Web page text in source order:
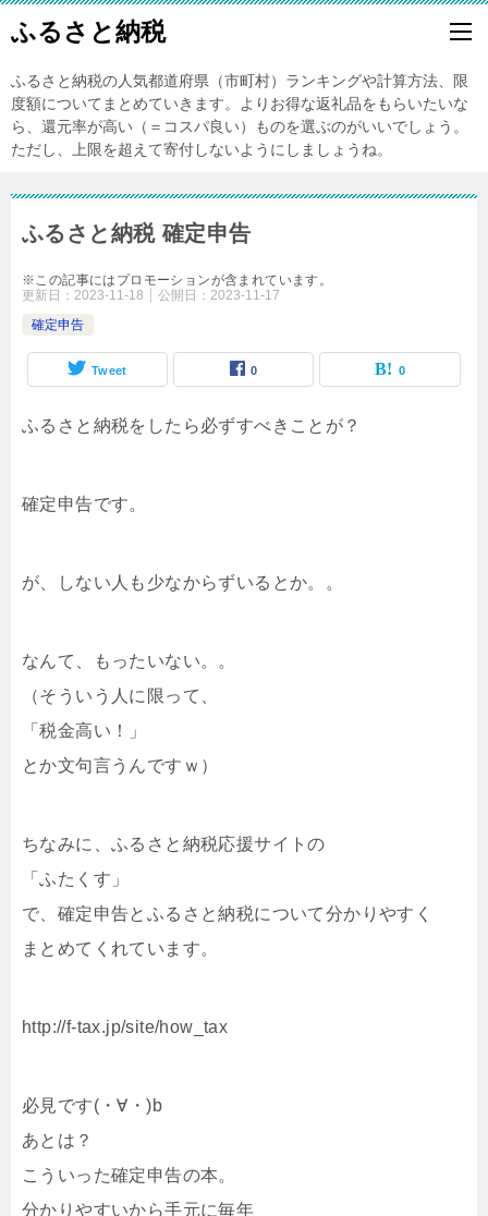
ふるさと納税
ふるさと納税の人気都道府県（市町村）ランキングや計算方法、限
度額についてまとめていきます。よりお得な返礼品をもらいたいな
ら、還元率が高い（＝コスパ良い）ものを選ぶのがいいでしょう。
ただし、上限を超えて寄付しないようにしましょうね。
ふるさと納税 確定申告
※この記事にはプロモーションが含まれています。
更新日： 2023-11-18 公開日： 2023-11-17
確定申告
Tweet 0 0
ふるさと納税をしたら必ずすべきことが？
確定申告です。
が、しない人も少なからずいるとか。。
なんて、もったいない。。
（そういう人に限って、
「税金高い！」
とか文句言うんですｗ）
ちなみに、ふるさと納税応援サイトの
「ふたくす」
で、確定申告とふるさと納税について分かりやすく
まとめてくれています。
http://f-tax.jp/site/how_tax
必見です(・∀・)b
あとは？
こういった確定申告の本。
分かりやすいから手元に毎年